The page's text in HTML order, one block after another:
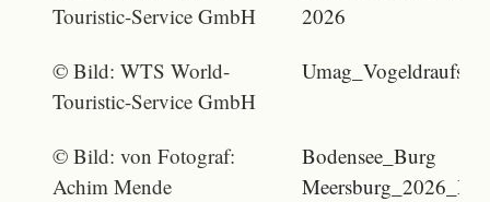
Touristic-Service GmbH
2026
© Bild: WTS World-
Touristic-Service GmbH
© Bild: von Fotograf:
Achim Mende
Bodensee_Burg